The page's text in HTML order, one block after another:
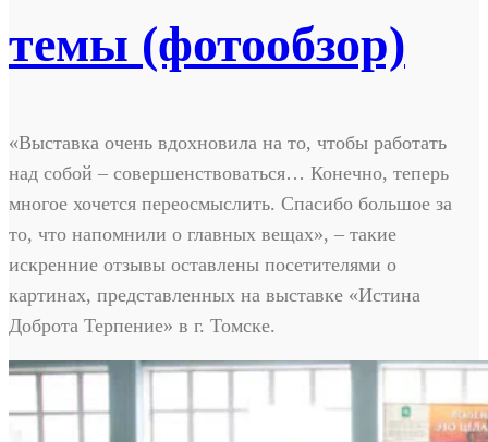
темы (фотообзор)
«Выставка очень вдохновила на то, чтобы работать
над собой – совершенствоваться… Конечно, теперь
многое хочется переосмыслить. Спасибо большое за
то, что напомнили о главных вещах», – такие
искренние отзывы оставлены посетителями о
картинах, представленных на выставке «Истина
Доброта Терпение» в г. Томске.